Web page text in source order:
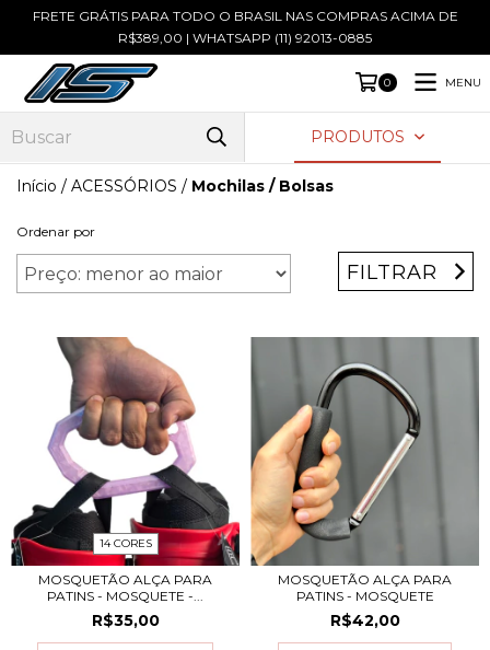
FRETE GRÁTIS PARA TODO O BRASIL NAS COMPRAS ACIMA DE
R$389,00 | WHATSAPP (11) 92013-0885
0 MENU
PRODUTOS
Início / ACESSÓRIOS / Mochilas / Bolsas
Ordenar por
FILTRAR
14 CORES
MOSQUETÃO ALÇA PARA
PATINS - MOSQUETE -...
R$35,00
MOSQUETÃO ALÇA PARA
PATINS - MOSQUETE
R$42,00